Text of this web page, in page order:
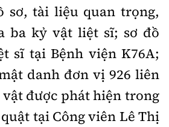
sơ, tài liệu quan trọng,
ba kỷ vật liệt sĩ; sơ đồ
sĩ tại Bệnh viện K76A;
danh đơn vị 926 liên
được phát hiện trong
tại Công viên Lê Thị